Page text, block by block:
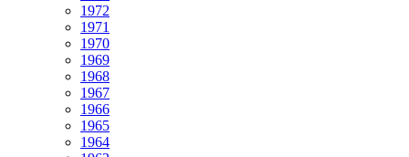
1972
1971
1970
1969
1968
1967
1966
1965
1964